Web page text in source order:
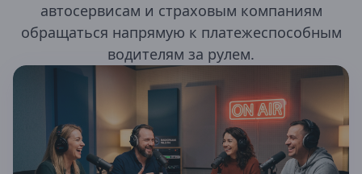
автосервисам и страховым компаниям
обращаться напрямую к платежеспособным
водителям за рулем.
Йошкар-Ола
Козьмодемьянск
Республика Мордовия
Республика Саха (Якутия)
Нерюнгри
Якутск